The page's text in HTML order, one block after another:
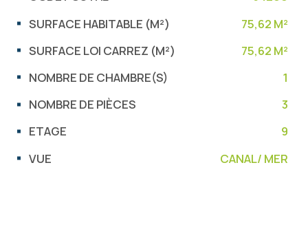
SURFACE HABITABLE (M²)
75,62 M²
SURFACE LOI CARREZ (M²)
75,62 M²
NOMBRE DE CHAMBRE(S)
1
NOMBRE DE PIÈCES
3
ETAGE
9
VUE
CANAL/ MER